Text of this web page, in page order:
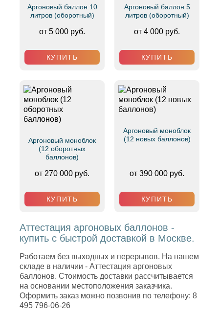
Аргоновый баллон 10
литров (оборотный)
от 5 000 руб.
КУПИТЬ
Аргоновый баллон 5
литров (оборотный)
от 4 000 руб.
КУПИТЬ
Аргоновый моноблок
(12 оборотных
баллонов)
от 270 000 руб.
КУПИТЬ
Аргоновый моноблок
(12 новых баллонов)
от 390 000 руб.
КУПИТЬ
Аттестация аргоновых баллонов -
купить с быстрой доставкой в Москве.
Работаем без выходных и перерывов. На нашем
складе в наличии - Аттестация аргоновых
баллонов. Стоимость доставки рассчитывается
на основании местоположения заказчика.
Оформить заказ можно позвонив по телефону: 8
495 796-06-26